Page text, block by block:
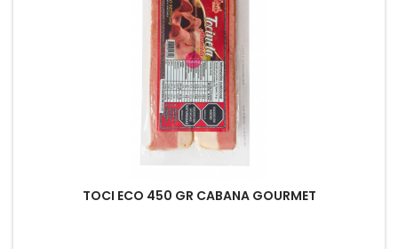
TOCI ECO 450 GR CABANA GOURMET